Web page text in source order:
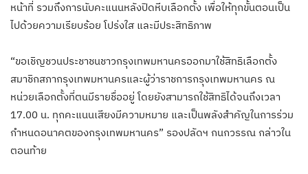
หน้าที่ รวมถึงการนับคะแนนหลังปิดหีบเลือกตั้ง เพื่อให้ทุกขั้นตอนเป็น
ไปด้วยความเรียบร้อย โปร่งใส และมีประสิทธิภาพ
“ขอเชิญชวนประชาชนชาวกรุงเทพมหานครออกมาใช้สิทธิเลือกตั้ง
สมาชิกสภากรุงเทพมหานครและผู้ว่าราชการกรุงเทพมหานคร ณ
หน่วยเลือกตั้งที่ตนมีรายชื่ออยู่ โดยยังสามารถใช้สิทธิได้จนถึงเวลา
17.00 น. ทุกคะแนนเสียงมีความหมาย และเป็นพลังสำคัญในการร่วม
กำหนดอนาคตของกรุงเทพมหานคร” รองปลัดฯ กนกวรรณ กล่าวใน
ตอนท้าย